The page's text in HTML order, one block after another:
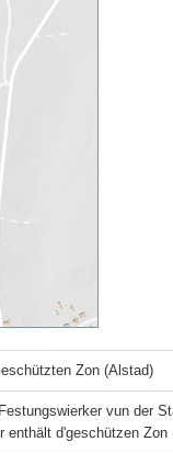
Zon (Alstad)
vun der
enthält d'geschützen Zon